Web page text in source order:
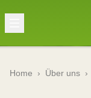
Home › Über uns ›